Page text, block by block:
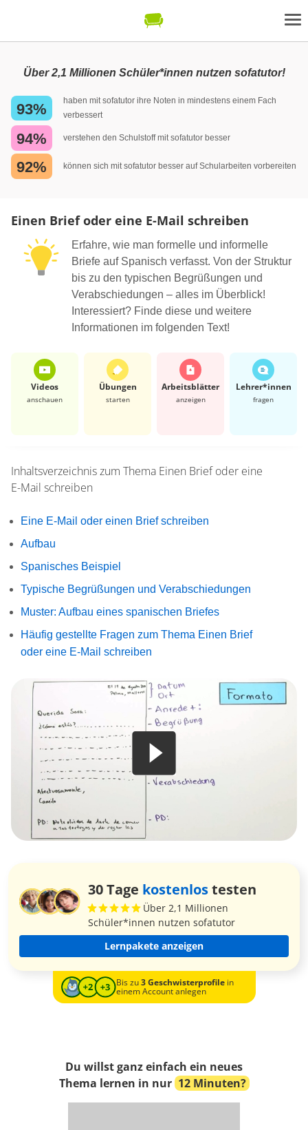
Über 2,1 Millionen Schüler*innen nutzen sofatutor!
93%
haben mit sofatutor ihre Noten in mindestens einem Fach
verbessert
94% verstehen den Schulstoff mit sofatutor besser
92% können sich mit sofatutor besser auf Schularbeiten vorbereiten
Einen Brief oder eine E-Mail schreiben
Erfahre, wie man formelle und informelle
Briefe auf Spanisch verfasst. Von der Struktur
bis zu den typischen Begrüßungen und
Verabschiedungen – alles im Überblick!
Interessiert? Finde diese und weitere
Informationen im folgenden Text!
Videos
anschauen
Übungen
starten
Arbeits­blätter
anzeigen
Lehrer*​innen
fragen
Inhaltsverzeichnis zum Thema Einen Brief oder eine
E-Mail schreiben
Eine E-Mail oder einen Brief schreiben
Aufbau
Spanisches Beispiel
Typische Begrüßungen und Verabschiedungen
Muster: Aufbau eines spanischen Briefes
Häufig gestellte Fragen zum Thema Einen Brief
oder eine E-Mail schreiben
30 Tage kostenlostesten
Über 2,1 Millionen
Schüler*innen nutzen sofatutor
Lernpakete anzeigen
Bis zu3 Geschwisterprofilein
einem Account anlegen
Du willst ganz einfach ein neues
Thema lernen in nur 12 Minuten?